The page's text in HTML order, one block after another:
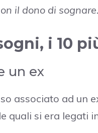
il dono di
i 10
un ex
associato ad un
quali si era legati